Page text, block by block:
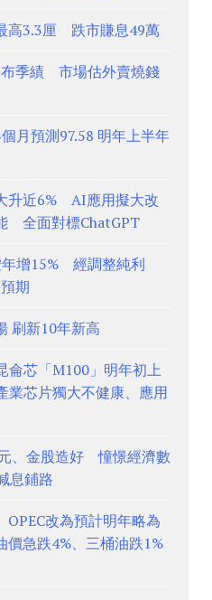
高3.3厘 跌市賺息49萬
季績 市場估外賣燒錢
月預測97.58 明年上半年
升近6% AI應用擬大改
全面對標ChatGPT
年增15% 經調整純利
期
刷新10年新高
侖芯「M100」明年初上
芯片獨大不健康、應用
、金股造好 憧憬經濟數
息鋪路
OPEC改為預計明年略為
價急跌4%、三桶油跌1%